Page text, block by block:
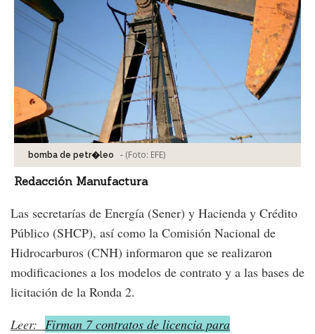
bomba de petr�leo - (Foto: EFE)
Redacción Manufactura
Las secretarías de Energía (Sener) y Hacienda y Crédito
Público (SHCP), así como la Comisión Nacional de
Hidrocarburos (CNH) informaron que se realizaron
modificaciones a los modelos de contrato y a las bases de
licitación de la Ronda 2.
Leer: Firman 7 contratos de licencia para